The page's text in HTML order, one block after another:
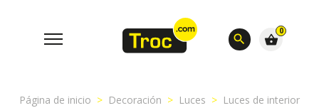
search
0
shopping_basket
Página de inicio Decoración Luces
Luces de interior